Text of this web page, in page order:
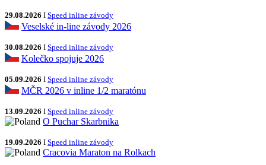
29.08.2026 I Speed inline závody
Veselské in-line závody 2026
30.08.2026 I Speed inline závody
Kolečko spojuje 2026
05.09.2026 I Speed inline závody
MČR 2026 v inline 1/2 maratónu
13.09.2026 I Speed inline závody
O Puchar Skarbnika
19.09.2026 I Speed inline závody
Cracovia Maraton na Rolkach